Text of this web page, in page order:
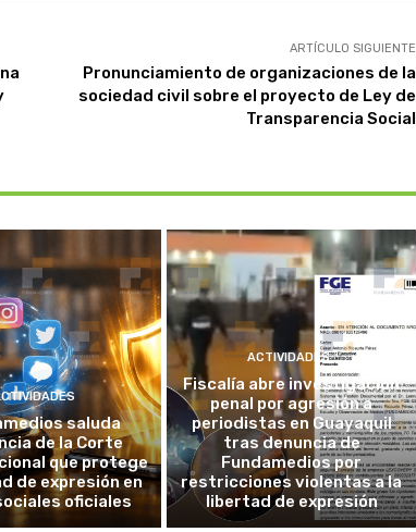
ARTÍCULO SIGUIENTE
Pronunciamiento de organizaciones de la
sociedad civil sobre el proyecto de Ley de
Transparencia Social
saluda
de la Corte
que protege
de expresión en
oficiales
ACTIVIDADES
Fiscalía abre investigación
penal por agresión a
periodistas en Guayaquil
tras denuncia de
Fundamedios por
restricciones violentas a la
libertad de expresión